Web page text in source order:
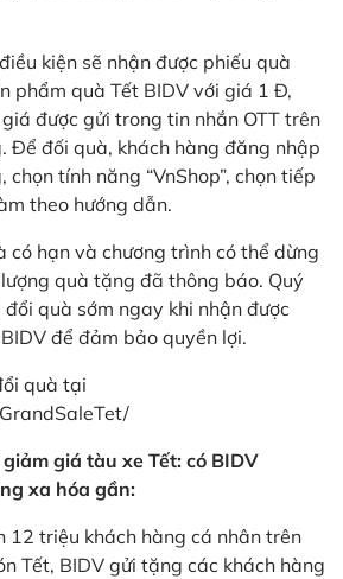
kiện sẽ nhận được phiếu quà
phẩm quà Tết BIDV với giá 1 Đ,
được gửi trong tin nhắn OTT trên
Để đối quà, khách hàng đăng nhập
tính năng “VnShop”, chọn tiếp
theo hướng dẫn.
có hạn và chương trình có thể dừng
quà tặng đã thông báo. Quý
quà sớm ngay khi nhận được
để đảm bảo quyền lợi.
quà tại
giá tàu xe Tết: có BIDV
xa hóa gần:
12 triệu khách hàng cá nhân trên
Tết, BIDV gửi tặng các khách hàng